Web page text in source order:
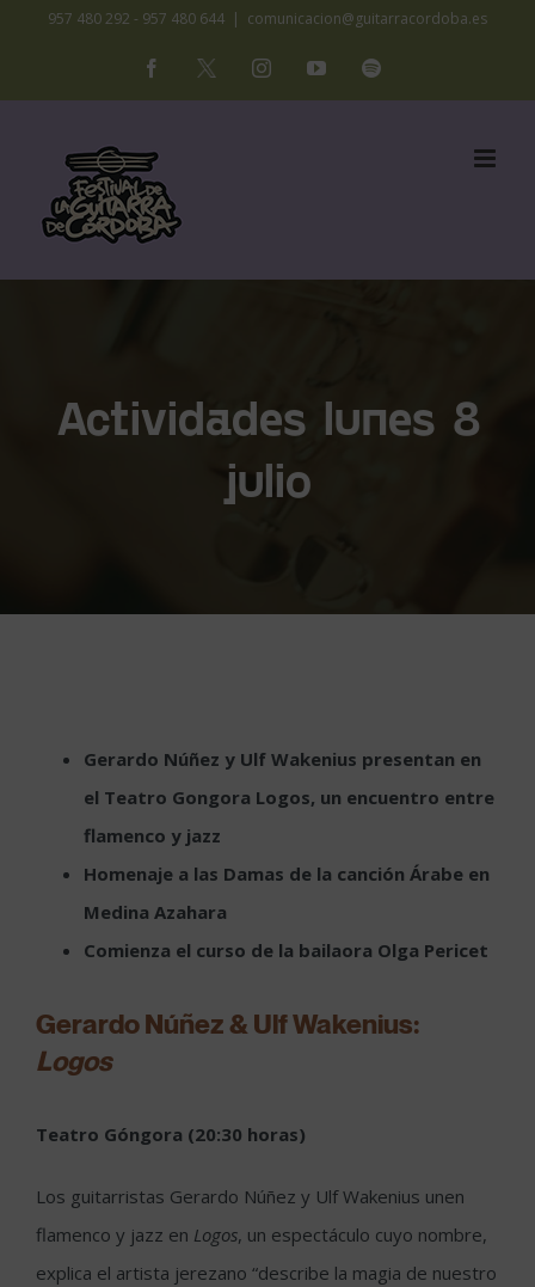
contenido
957 480 292 - 957 480 644 | comunicacion@guitarracordoba.es
Facebook
X InstagramYouTubeSpotify
Actividades lunes 8
julio
Gerardo Núñez y Ulf Wakenius presentan en
el Teatro Gongora Logos, un encuentro entre
flamenco y jazz
Homenaje a las Damas de la canción Árabe en
Medina Azahara
Comienza el curso de la bailaora Olga Pericet
Gerardo Núñez & Ulf Wakenius:
Logos
Teatro Góngora (20:30 horas)
Los guitarristas Gerardo Núñez y Ulf Wakenius unen
flamenco y jazz en Logos, un espectáculo cuyo nombre,
explica el artista jerezano “describe la magia de nuestro